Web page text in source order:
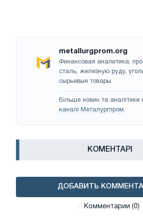
metallurgprom.org
Финансовая аналитика,
сталь, железную руду,
сырьевые товары.
Більше новин та аналітики
каналі Металургпром.
КОМЕНТАРІ
ДОБАВИТЬ
Комментарии (0)